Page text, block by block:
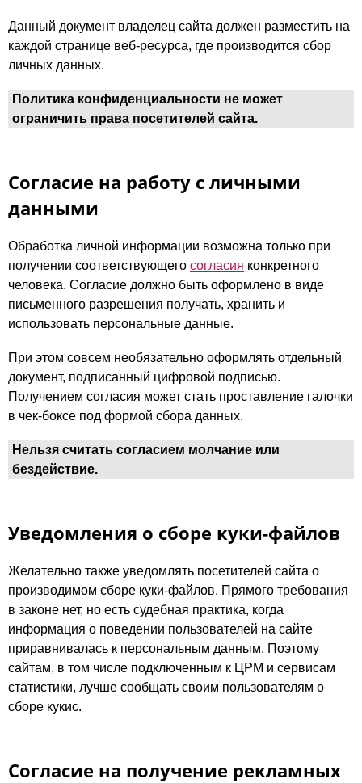
Данный документ владелец сайта должен разместить на
каждой странице веб-ресурса, где производится сбор
личных данных.
Политика конфиденциальности не может
ограничить права посетителей сайта.
Согласие на работу с личными
данными
Обработка личной информации возможна только при
получении соответствующего согласия конкретного
человека. Согласие должно быть оформлено в виде
письменного разрешения получать, хранить и
использовать персональные данные.
При этом совсем необязательно оформлять отдельный
документ, подписанный цифровой подписью.
Получением согласия может стать проставление галочки
в чек-боксе под формой сбора данных.
Нельзя считать согласием молчание или
бездействие.
Уведомления о сборе куки-файлов
Желательно также уведомлять посетителей сайта о
производимом сборе куки-файлов. Прямого требования
в законе нет, но есть судебная практика, когда
информация о поведении пользователей на сайте
приравнивалась к персональным данным. Поэтому
сайтам, в том числе подключенным к ЦРМ и сервисам
статистики, лучше сообщать своим пользователям о
сборе кукис.
Согласие на получение рекламных